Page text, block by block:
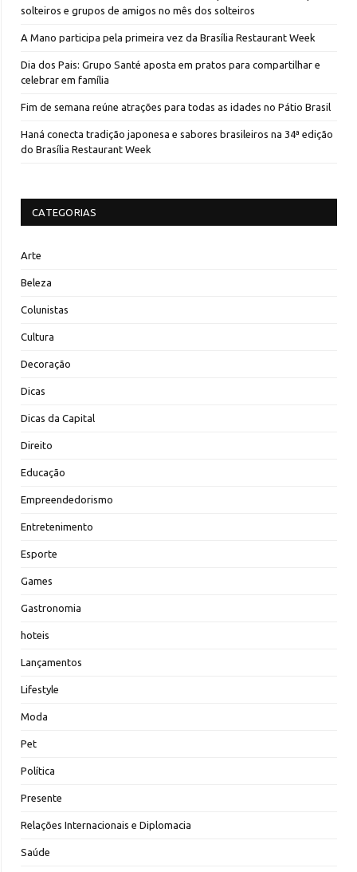
solteiros e grupos de amigos no mês dos solteiros
A Mano participa pela primeira vez da Brasília Restaurant Week
Dia dos Pais: Grupo Santé aposta em pratos para compartilhar e
celebrar em família
Fim de semana reúne atrações para todas as idades no Pátio Brasil
Haná conecta tradição japonesa e sabores brasileiros na 34ª edição
do Brasília Restaurant Week
CATEGORIAS
Arte
Beleza
Colunistas
Cultura
Decoração
Dicas
Dicas da Capital
Direito
Educação
Empreendedorismo
Entretenimento
Esporte
Games
Gastronomia
hoteis
Lançamentos
Lifestyle
Moda
Pet
Política
Presente
Relações Internacionais e Diplomacia
Saúde